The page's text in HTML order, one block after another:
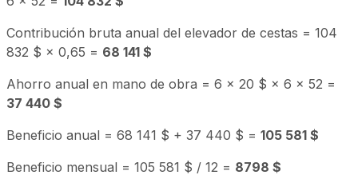
Contribución bruta anual del elevador de cestas = 104
832 $ × 0,65 = 68 141 $
Ahorro anual en mano de obra = 6 × 20 $ × 6 × 52 =
37 440 $
Beneficio anual = 68 141 $ + 37 440 $ = 105 581 $
Beneficio mensual = 105 581 $ / 12 = 8798 $